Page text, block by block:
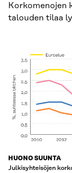
Korkomenojen
talouden tilaa
HUONO SUUNTA
Julkisyhteisöjen